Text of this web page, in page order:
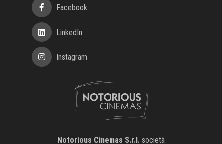
Facebook
LinkedIn
Instagram
Notorious Cinemas S.r.l. società